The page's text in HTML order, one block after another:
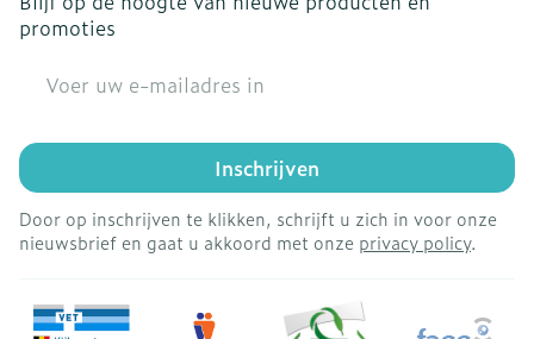
promoties
Inschrijven
Door op inschrijven te klikken, schrijft u zich in voor onze
nieuwsbrief en gaat u akkoord met onze privacy policy.